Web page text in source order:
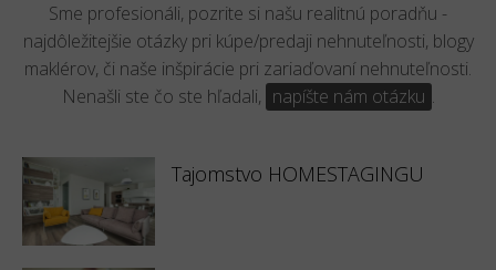
Sme profesionáli, pozrite si našu realitnú poradňu -
najdôležitejšie otázky pri kúpe/predaji nehnuteľnosti, blogy
maklérov, či naše inšpirácie pri zariaďovaní nehnuteľnosti.
Nenašli ste čo ste hľadali, napíšte nám otázku .
Tajomstvo HOMESTAGINGU